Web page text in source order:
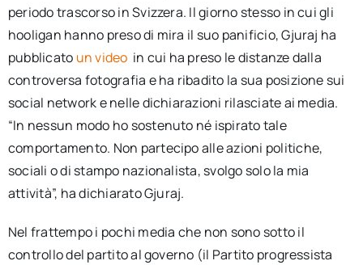
periodo trascorso in Svizzera. Il giorno stesso in cui gli
hooligan hanno preso di mira il suo panificio, Gjuraj ha
pubblicato un video in cui ha preso le distanze dalla
controversa fotografia e ha ribadito la sua posizione sui
social network e nelle dichiarazioni rilasciate ai media.
“In nessun modo ho sostenuto né ispirato tale
comportamento. Non partecipo alle azioni politiche,
sociali o di stampo nazionalista, svolgo solo la mia
attività”, ha dichiarato Gjuraj.
Nel frattempo i pochi media che non sono sotto il
controllo del partito al governo (il Partito progressista